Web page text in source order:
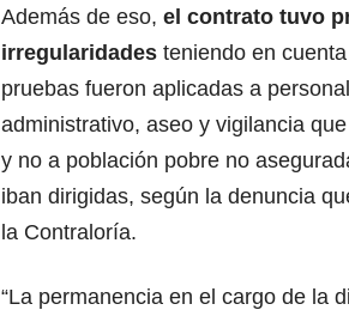
Además de eso, el contrato tuvo
irregularidades teniendo en
pruebas fueron aplicadas a
administrativo, aseo y vigilancia
y no a población pobre no
iban dirigidas, según la denuncia
la Contraloría.
“La permanencia en el cargo de la